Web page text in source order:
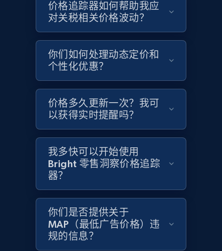
2.1K+ 355+ 立即开始
Home Depot US - Gather data on products
using specified keywords
URL, Domain, Country code, Model number,
Sku, Product id, Product name, Manufacturer,
and more.
Home Depot US - Discover products by
specified URL
URL, Domain, Country code, Model number,
Sku, Product id, Product name, Manufacturer,
and more.
价格追踪器如何帮助我应
对关税相关价格波动？
你们如何处理动态定价和
个性化优惠？
价格多久更新一次？我可
以获得实时提醒吗？
我多快可以开始使用
Bright 零售洞察价格追踪
器？
你们是否提供关于
MAP（最低广告价格）违
规的信息？